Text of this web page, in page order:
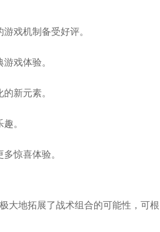
戏机制备受好评。
戏体验。
新元素。
。
惊喜体验。
大地拓展了战术组合的可能性，可根